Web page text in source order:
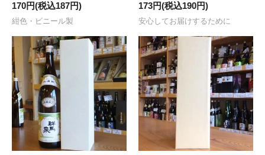
170円(税込187円)
紺色・ビニール製
173円(税込190円)
安心してお届けするために